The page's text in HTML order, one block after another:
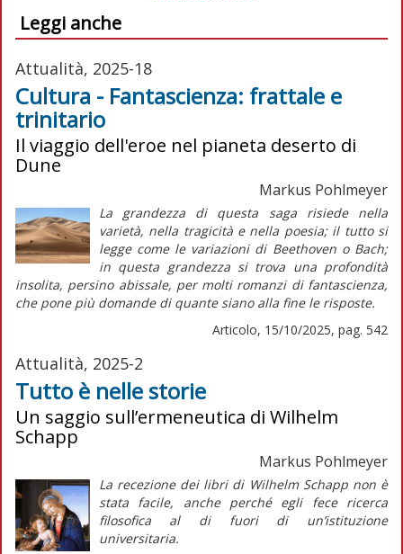
Leggi anche
Attualità, 2025-18
Cultura - Fantascienza: frattale e
trinitario
Il viaggio dell'eroe nel pianeta deserto di
Dune
Markus Pohlmeyer
La grandezza di questa saga risiede nella
varietà, nella tragicità e nella poesia; il tutto si
legge come le variazioni di Beethoven o Bach;
in questa grandezza si trova una profondità
insolita, persino abissale, per molti romanzi di fantascienza,
che pone più domande di quante siano alla fine le risposte.
Articolo, 15/10/2025, pag. 542
Attualità, 2025-2
Tutto è nelle storie
Un saggio sull’ermeneutica di Wilhelm
Schapp
Markus Pohlmeyer
La recezione dei libri di Wilhelm Schapp non è
stata facile, anche perché egli fece ricerca
filosofica al di fuori di un’istituzione
universitaria.